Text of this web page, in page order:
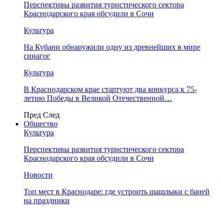
Перспективы развития туристического сектора
Краснодарского края обсудили в Сочи
Культура
На Кубани обнаружили одну из древнейших в мире
синагог
Культура
В Краснодарском крае стартуют два конкурса к 75-
летию Победы в Великой Отечественной…
Пред След
Общество
Культура
Перспективы развития туристического сектора
Краснодарского края обсудили в Сочи
Новости
Топ мест в Краснодаре: где устроить шашлыки с баней
на праздники